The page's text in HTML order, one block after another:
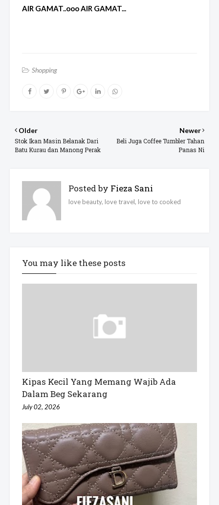
AIR GAMAT..ooo AIR GAMAT...
Shopping
Newer
Beli Juga Coffee Tumbler Tahan
Panas Ni
Older
Stok Ikan Masin Belanak Dari
Batu Kurau dan Manong Perak
Posted by Fieza Sani
love beauty, love travel, love to cooked
You may like these posts
Kipas Kecil Yang Memang Wajib Ada
Dalam Beg Sekarang
July 02, 2026